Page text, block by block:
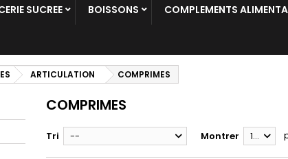
SUCREE BOISSONS COMPLEMENTS
ARTICULATION COMPRIMES
COMPRIMES
Tri -- Montrer 12